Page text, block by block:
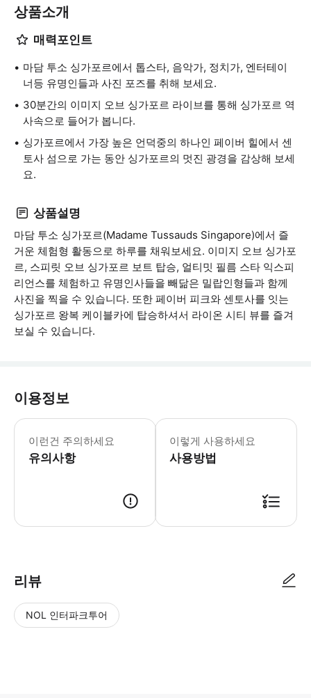
상품소개
매력포인트
마담 투소 싱가포르에서 톱스타, 음악가, 정치가, 엔터테이
너등 유명인들과 사진 포즈를 취해 보세요.
30분간의 이미지 오브 싱가포르 라이브를 통해 싱가포르 역
사속으로 들어가 봅니다.
싱가포르에서 가장 높은 언덕중의 하나인 페이버 힐에서 센
토사 섬으로 가는 동안 싱가포르의 멋진 광경을 감상해 보세
요.
상품설명
마담 투소 싱가포르(Madame Tussauds Singapore)에서 즐
거운 체험형 활동으로 하루를 채워보세요. 이미지 오브 싱가포
르, 스피릿 오브 싱가포르 보트 탑승, 얼티밋 필름 스타 익스피
리언스를 체험하고 유명인사들을 빼닮은 밀랍인형들과 함께
사진을 찍을 수 있습니다. 또한 페이버 피크와 센토사를 잇는
싱가포르 왕복 케이블카에 탑승하셔서 라이온 시티 뷰를 즐겨
보실 수 있습니다.
이용정보
이런건 주의하세요
유의사항
중요공지 싱가포르 케이블카는 연례
이렇게 사용하세요
사용방법
리뷰
NOL 인터파크투어